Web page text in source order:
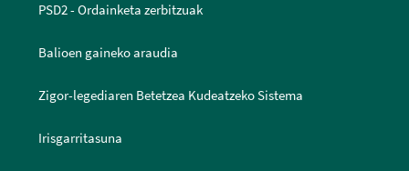
PSD2 - Ordainketa zerbitzuak
Balioen gaineko araudia
Zigor-legediaren Betetzea Kudeatzeko Sistema
Irisgarritasuna